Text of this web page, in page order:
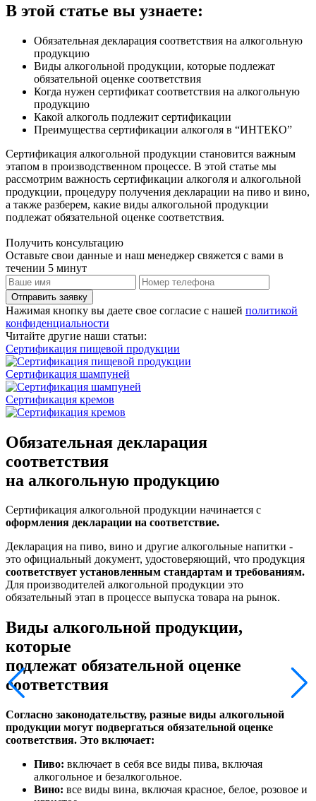
В этой статье вы узнаете:
Обязательная декларация соответствия на алкогольную
продукцию
Виды алкогольной продукции, которые подлежат
обязательной оценке соответствия
Когда нужен сертификат соответствия на алкогольную
продукцию
Какой алкоголь подлежит сертификации
Преимущества сертификации алкоголя в “ИНТЕКО”
Сертификация алкогольной продукции становится важным
этапом в производственном процессе. В этой статье мы
рассмотрим важность сертификации алкоголя и алкогольной
продукции, процедуру получения декларации на пиво и вино,
а также разберем, какие виды алкогольной продукции
подлежат обязательной оценке соответствия.
Получить консультацию
Оставьте свои данные и наш менеджер свяжется с вами в
течении 5 минут
Отправить заявку
Нажимая кнопку вы даете свое согласие с нашей политикой
конфиденциальности
Читайте другие наши статьи:
Сертификация пищевой продукции
Сертификация шампуней
Сертификация кремов
Обязательная декларация
соответствия
на алкогольную продукцию
Сертификация алкогольной продукции начинается с
оформления декларации на соответствие.
Декларация на пиво, вино и другие алкогольные напитки -
это официальный документ, удостоверяющий, что продукция
соответствует установленным стандартам и требованиям.
Для производителей алкогольной продукции это
обязательный этап в процессе выпуска товара на рынок.
Виды алкогольной продукции,
которые
подлежат обязательной оценке
соответствия
Согласно законодательству, разные виды алкогольной
продукции могут подвергаться обязательной оценке
соответствия. Это включает:
Пиво: включает в себя все виды пива, включая
алкогольное и безалкогольное.
Вино: все виды вина, включая красное, белое, розовое и